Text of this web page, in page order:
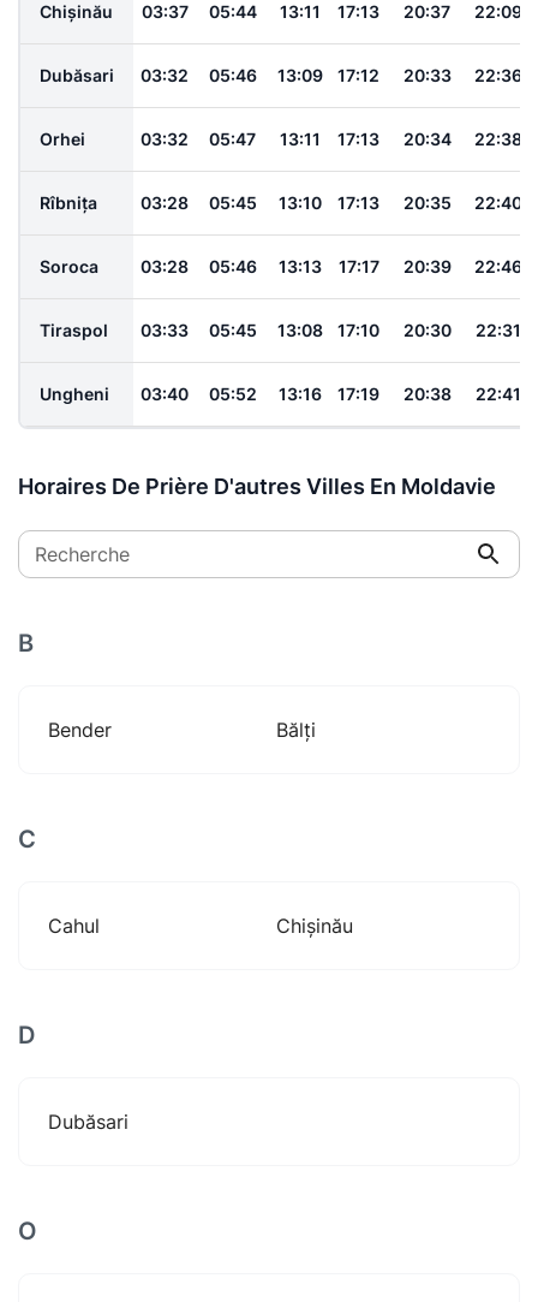
Chișinău 03:37 05:44 13:11 17:13 20:37 22:09
Dubăsari 03:32 05:46 13:09 17:12 20:33 22:36
Orhei 03:32 05:47 13:11 17:13 20:34 22:38
Rîbnița 03:28 05:45 13:10 17:13 20:35 22:40
Soroca 03:28 05:46 13:13 17:17 20:39 22:46
Tiraspol 03:33 05:45 13:08 17:10 20:30 22:31
Ungheni 03:40 05:52 13:16 17:19 20:38 22:41
Horaires De Prière D'autres Villes En Moldavie
Recherche
B
Bender Bălți
C
Cahul Chișinău
D
Dubăsari
O